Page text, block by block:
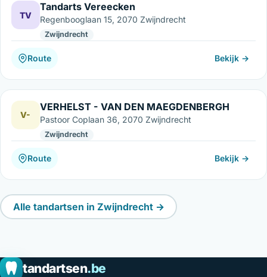
TV
Tandarts Vereecken
Regenbooglaan 15, 2070 Zwijndrecht
Zwijndrecht
Route Bekijk →
V-
VERHELST - VAN DEN MAEGDENBERGH
Pastoor Coplaan 36, 2070 Zwijndrecht
Zwijndrecht
Route Bekijk →
Alle tandartsen in Zwijndrecht →
tandartsen.be